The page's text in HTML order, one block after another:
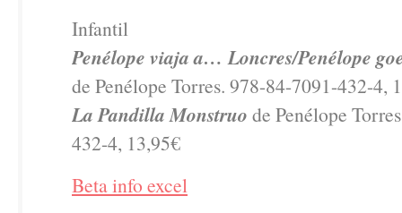
Infantil
Penélope viaja a… Loncres/Penélope
de Penélope Torres. 978-84-7091-432-4,
La Pandilla Monstruo de Penélope
432-4, 13,95€
Beta info excel